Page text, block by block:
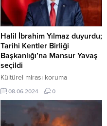
18 Ekim 2024, 10:00 yayınlandı
ANKARA-BHA Ankara Cumhuriyet
Başsavcılığı tarafından yürütülen...
Halil İbrahim Yılmaz duyurdu;
Tarihi Kentler Birliği
Başkanlığı’na Mansur Yavaş
seçildi
Kültürel mirası koruma
çalışmalarının niteliğini artırmak
için uzmanlar ile yerel yönetimleri
bir araya getiren Tarihi Kentler
Birliği Başkanlığına, Ankara
08.06.2024 0